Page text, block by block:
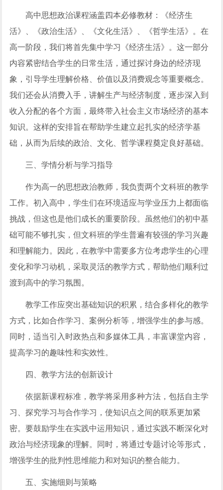
高中思想政治课程涵盖四本必修教材：《经济生
活》、《政治生活》、《文化生活》、《哲学生活》。在
高一阶段，我们将首先集中学习《经济生活》。这一部分
内容紧密结合学生的日常生活，通过探讨身边的经济现
象，引导学生理解价格、价值以及消费观念等重要概念。
我们还会从消费入手，讲解生产与经济制度，逐步深入到
收入分配的各个方面，最终带入社会主义市场经济的基本
知识。这样的安排旨在帮助学生建立起扎实的经济学基
础，从而为后续的政治、文化、哲学课程奠定良好基础。
三、学情分析与学习指导
作为高一的思想政治教师，我负责两个文科班的教学
工作。初入高中，学生们在环境适应与学业压力上都面临
挑战，但这也是他们成长的重要阶段。虽然他们的初中基
础可能不够扎实，但文科班的学生普遍有较强的学习兴趣
和理解能力。因此，在教学中需要多方位考虑学生的心理
变化和学习动机，采取灵活的教学方式，帮助他们顺利过
渡到高中的学习氛围。
教学工作应突出基础知识的积累，结合多样化的教学
方式，比如合作学习、案例分析等，增强学生的参与感。
同时，适当引入时政热点和多媒体工具，丰富课堂内容，
提高学习的趣味性和实效性。
四、教学方法的创新设计
依据新课程标准，教学将采用多种方法，包括自主学
习、探究学习与合作学习，使知识点之间的联系更加紧
密。要鼓励学生在实践中运用知识，通过实践不断深化对
政治与经济现象的理解。同时，将通过专题讨论等形式，
增强学生的批判性思维能力和对知识的整合能力。
五、实施细则与策略